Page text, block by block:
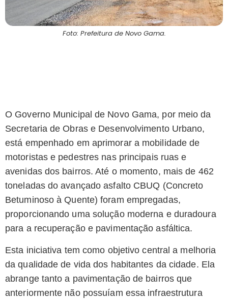
Foto: Prefeitura de Novo Gama.
O Governo Municipal de Novo Gama, por meio da
Secretaria de Obras e Desenvolvimento Urbano,
está empenhado em aprimorar a mobilidade de
motoristas e pedestres nas principais ruas e
avenidas dos bairros. Até o momento, mais de 462
toneladas do avançado asfalto CBUQ (Concreto
Betuminoso à Quente) foram empregadas,
proporcionando uma solução moderna e duradoura
para a recuperação e pavimentação asfáltica.
Esta iniciativa tem como objetivo central a melhoria
da qualidade de vida dos habitantes da cidade. Ela
abrange tanto a pavimentação de bairros que
anteriormente não possuíam essa infraestrutura